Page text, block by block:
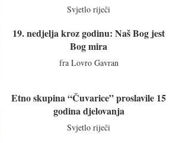
Svjetlo riječi
19. nedjelja kroz godinu: Naš Bog jest
Bog mira
fra Lovro Gavran
Etno skupina “Čuvarice” proslavile 15
godina djelovanja
Svjetlo riječi